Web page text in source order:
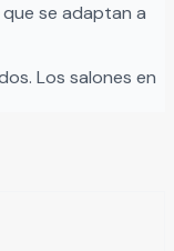
se adaptan a
Los salones en